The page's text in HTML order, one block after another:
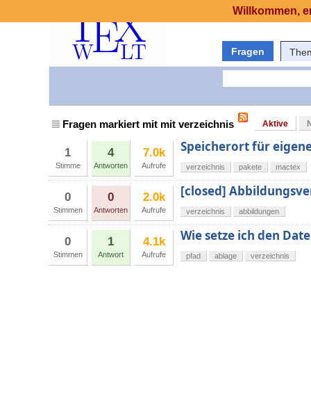
Fragen
Fragen markiert mit mit verzeichnis Aktive
1
Stimme
4
Antworten
7.0k
Aufrufe
Speicherort für
verzeichnis pakete mactex
0
Stimmen
0
Antworten
2.0k
Aufrufe
[closed]
verzeichnis abbildungen
0
Stimmen
1
Antwort
4.1k
Aufrufe
Wie setze ich den
pfad ablage verzeichnis
Willkommen,